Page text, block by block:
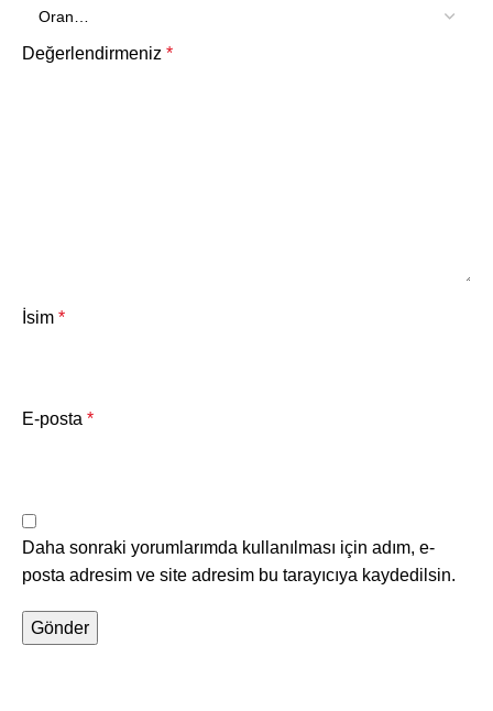
Değerlendirmeniz *
İsim *
E-posta *
Daha sonraki yorumlarımda kullanılması için adım, e-
posta adresim ve site adresim bu tarayıcıya kaydedilsin.